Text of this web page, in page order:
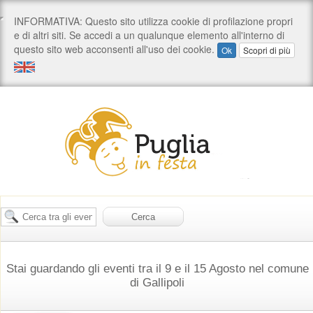
Stai guardando gli eventi tra il 9 e il 15 Agosto nel comune
di Gallipoli